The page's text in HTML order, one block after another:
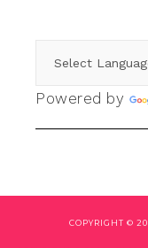
Powered by
COPYRIGHT ©